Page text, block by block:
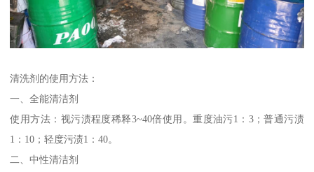
清洗剂的使用方法：
一、全能清洁剂
使用方法：视污渍程度稀释3~40倍使用。重度油污1：3；普通污渍
1：10；轻度污渍1：40。
二、中性清洁剂